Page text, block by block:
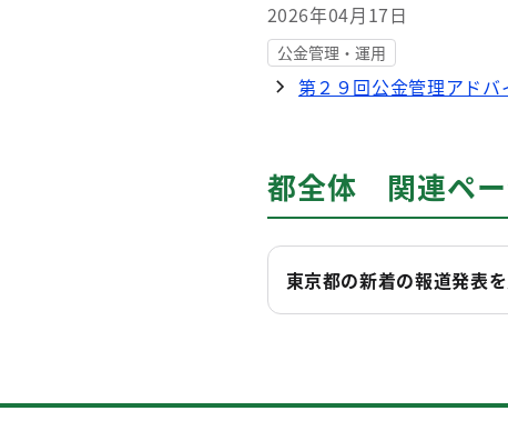
2026年04月17日
公金管理・運用
第２９回公金管理アドバ
都全体 関連ペ
東京都の新着の報道発表